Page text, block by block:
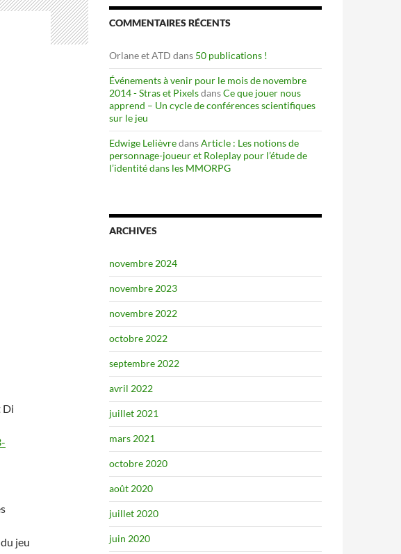
Di
jeu
COMMENTAIRES RÉCENTS
Orlane et ATD dans 50 publications !
Événements à venir pour le mois de novembre
2014 - Stras et PixelsdansCe que jouer nous
apprend – Un cycle de conférences scientifiques
sur le jeu
Edwige LelièvredansArticle : Les notions de
personnage-joueur et Roleplay pour l’étude de
l’identité dans les MMORPG
ARCHIVES
novembre 2024
novembre 2023
novembre 2022
octobre 2022
septembre 2022
avril 2022
juillet 2021
mars 2021
octobre 2020
août 2020
juillet 2020
juin 2020